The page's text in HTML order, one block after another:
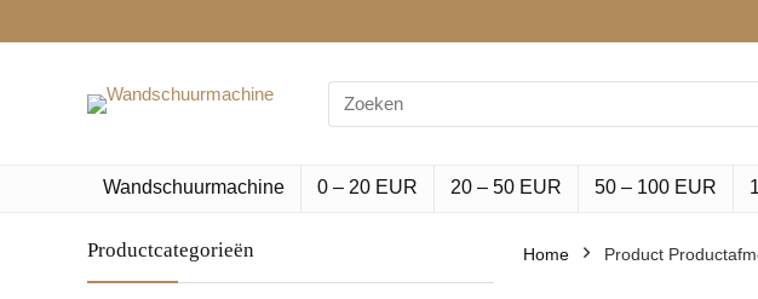
Search
for:
Wandschuurmachine 0 – 20 EUR 20 – 50 EUR 50 – 100 EUR
Productcategorieën Home Product